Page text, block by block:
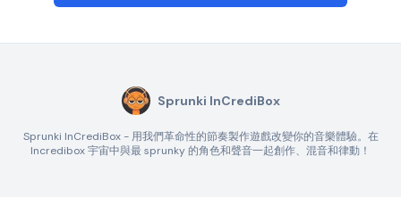
Sprunki InCrediBox
Sprunki InCrediBox - 用我們革命性的節奏製作遊戲改變你的音樂體驗。在
Incredibox 宇宙中與最 sprunky 的角色和聲音一起創作、混音和律動！